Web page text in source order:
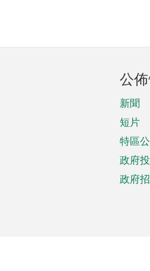
公
新聞
短片
特區
政府
政府